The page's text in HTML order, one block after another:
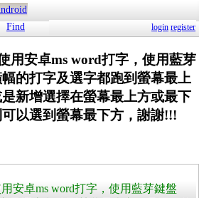
Find login register
用安卓ms word打字，使用藍芽
的打字及選字都跑到螢幕最上
新增選擇在螢幕最上方或最下
以選到螢幕最下方，謝謝!!!
安卓ms word打字，使用藍芽鍵盤